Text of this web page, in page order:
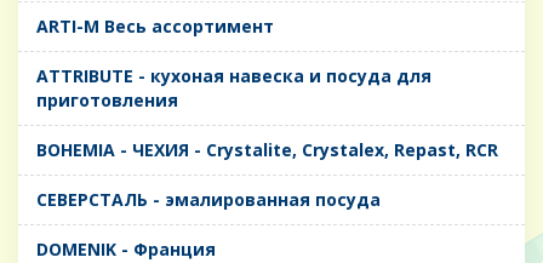
ARTI-M Весь ассортимент
ATTRIBUTE - кухоная навеска и посуда для
приготовления
BOHEMIA - ЧЕХИЯ - Crystalite, Crystalex, Repast, RCR
CЕВЕРСТАЛЬ - эмалированная посуда
DOMENIK - Франция